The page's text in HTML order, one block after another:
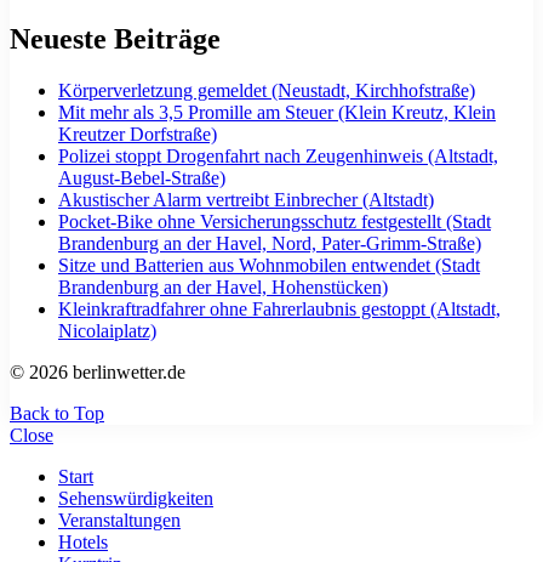
Neueste Beiträge
Körperverletzung gemeldet (Neustadt, Kirchhofstraße)
Mit mehr als 3,5 Promille am Steuer (Klein Kreutz, Klein
Kreutzer Dorfstraße)
Polizei stoppt Drogenfahrt nach Zeugenhinweis (Altstadt,
August-Bebel-Straße)
Akustischer Alarm vertreibt Einbrecher (Altstadt)
Pocket-Bike ohne Versicherungsschutz festgestellt (Stadt
Brandenburg an der Havel, Nord, Pater-Grimm-Straße)
Sitze und Batterien aus Wohnmobilen entwendet (Stadt
Brandenburg an der Havel, Hohenstücken)
Kleinkraftradfahrer ohne Fahrerlaubnis gestoppt (Altstadt,
Nicolaiplatz)
© 2026 berlinwetter.de
Back to Top
Close
Start
Sehenswürdigkeiten
Veranstaltungen
Hotels